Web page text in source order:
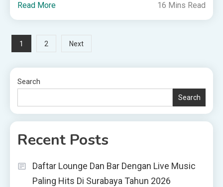
Read More 16 Mins Read
Posts
pagination
1 2 Next
Search
Search
Recent Posts
Daftar Lounge Dan Bar Dengan Live Music
Paling Hits Di Surabaya Tahun 2026